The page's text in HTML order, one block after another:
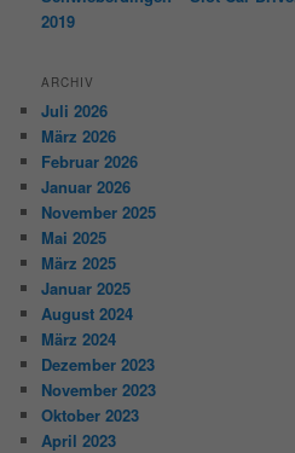
2019
ARCHIV
Juli 2026
März 2026
Februar 2026
Januar 2026
November 2025
Mai 2025
März 2025
Januar 2025
August 2024
März 2024
Dezember 2023
November 2023
Oktober 2023
April 2023